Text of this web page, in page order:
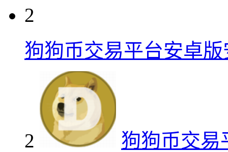
2
狗狗币交易平台安卓
2
狗狗币交易